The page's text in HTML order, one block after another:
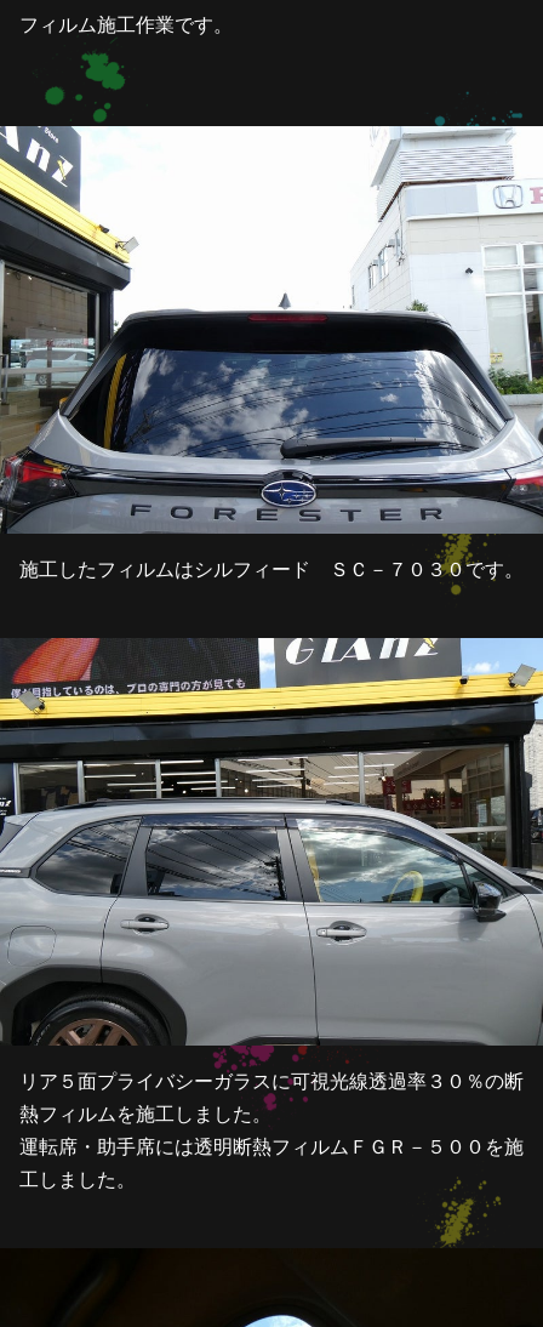
フィルム施工作業です。
施工したフィルムはシルフィード ＳＣ－７０３０です。
リア５面プライバシーガラスに可視光線透過率３０％の断
熱フィルムを施工しました。
運転席・助手席には透明断熱フィルムＦＧＲ－５００を施
工しました。